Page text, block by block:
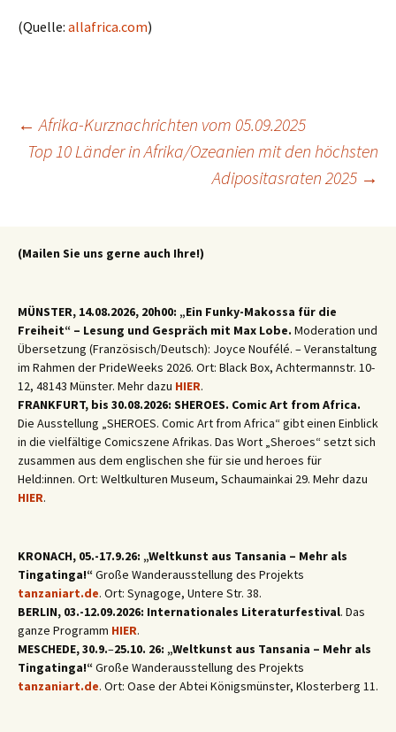
(Quelle: allafrica.com)
Beitragsnavigation
← Afrika-Kurznachrichten vom 05.09.2025
Top 10 Länder in Afrika/Ozeanien mit den höchsten
Adipositasraten 2025 →
(Mailen Sie uns gerne auch Ihre!)
MÜNSTER, 14.08.2026, 20h00: „Ein Funky-Makossa für die
Freiheit“ – Lesung und Gespräch mit Max Lobe. Moderation und
Übersetzung (Französisch/Deutsch): Joyce Noufélé. – Veranstaltung
im Rahmen der PrideWeeks 2026. Ort: Black Box, Achtermannstr. 10-
12, 48143 Münster. Mehr dazu HIER.
FRANKFURT, bis 30.08.2026: SHEROES. Comic Art from Africa.
Die Ausstellung „SHEROES. Comic Art from Africa“ gibt einen Einblick
in die vielfältige Comicszene Afrikas. Das Wort „Sheroes“ setzt sich
zusammen aus dem englischen she für sie und heroes für
Held:innen. Ort: Weltkulturen Museum, Schaumainkai 29. Mehr dazu
HIER.
KRONACH, 05.-17.9.26: „Weltkunst aus Tansania – Mehr als
Tingatinga!“Große Wanderausstellung des Projekts
tanzaniart.de. Ort: Synagoge, Untere Str. 38.
BERLIN, 03.-12.09.2026: Internationales Literaturfestival. Das
ganze Programm HIER.
MESCHEDE, 30.9.–25.10. 26: „Weltkunst aus Tansania – Mehr als
Tingatinga!“Große Wanderausstellung des Projekts
tanzaniart.de. Ort: Oase der Abtei Königsmünster, Klosterberg 11.